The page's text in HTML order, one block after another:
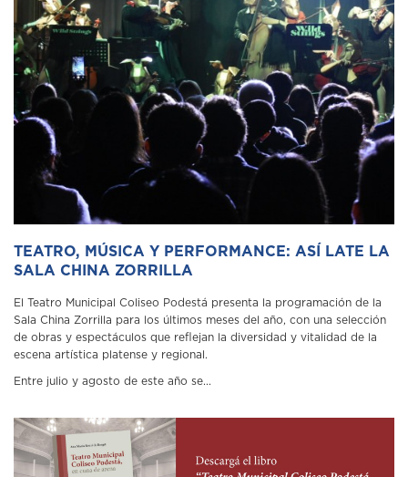
TEATRO, MÚSICA Y PERFORMANCE: ASÍ LATE LA
SALA CHINA ZORRILLA
El Teatro Municipal Coliseo Podestá presenta la programación de la
Sala China Zorrilla para los últimos meses del año, con una selección
de obras y espectáculos que reflejan la diversidad y vitalidad de la
escena artística platense y regional.
Entre julio y agosto de este año se...